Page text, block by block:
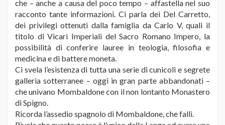
che – anche a causa del poco tempo – affastella nel suo
racconto tante informazioni. Ci parla dei Del Carretto,
dei privilegi ottenuti dalla famiglia da Carlo V, quali il
titolo di Vicari Imperiali del Sacro Romano Impero, la
possibilità di conferire lauree in teologia, filosofia e
medicina e di battere moneta.
Ci svela l’esistenza di tutta una serie di cunicoli e segrete
galleria sotterranee – oggi in gran parte abbandonati –
che univano Mombaldone con il non lontanto Monastero
di Spigno.
Ricorda l’assedio spagnolo di Mombaldone, che fallì.